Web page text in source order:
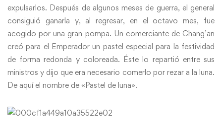
expulsarlos. Después de algunos meses de guerra, el general
consiguió ganarla y, al regresar, en el octavo mes, fue
acogido por una gran pompa. Un comerciante de Chang’an
creó para el Emperador un pastel especial para la festividad
de forma redonda y coloreada. Éste lo repartió entre sus
ministros y dijo que era necesario comerlo por rezar a la luna.
De aquí el nombre de «Pastel de luna».